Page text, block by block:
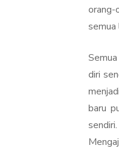
orang-
diri
baru